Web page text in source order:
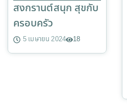
สงกรานต์สนุก สุขกับ
ครอบครัว
5 เมษายน 2024 18